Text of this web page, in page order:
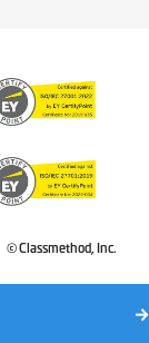
© Classmethod, Inc.